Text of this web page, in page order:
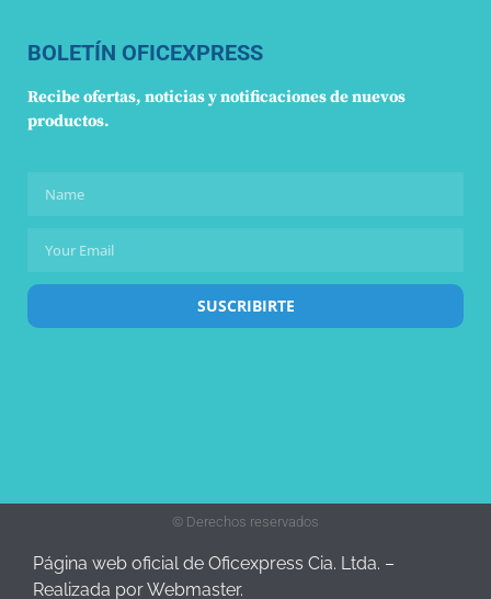
BOLETÍN OFICEXPRESS
Recibe ofertas, noticias y notificaciones de nuevos
productos.
SUSCRIBIRTE
© Derechos reservados
Página web oficial de Oficexpress Cia. Ltda. –
Realizada por Webmaster.